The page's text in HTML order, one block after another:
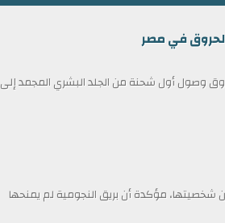
في مصر
وصول أول شحنة من الجلد البشري المجمد إلى
مؤكدة أن بريق النجومية لم يمنحها